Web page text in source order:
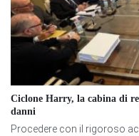
Ciclone Harry, la cabina di
danni
Procedere con il rigoroso